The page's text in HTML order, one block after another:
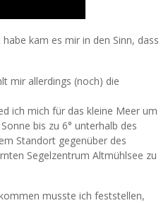
kam es mir in den Sinn, dass
mir allerdings (noch) die
ich mich für das kleine Meer um
bis zu 6° unterhalb des
Standort gegenüber des
Segelzentrum Altmühlsee zu
musste ich feststellen,